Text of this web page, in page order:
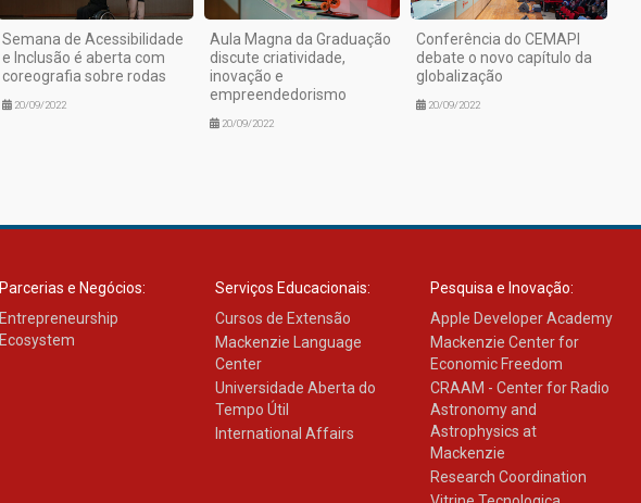
Semana de Acessibilidade
e Inclusão é aberta com
coreografia sobre rodas
20/09/2022
Aula Magna da Graduação
discute criatividade,
inovação e
empreendedorismo
20/09/2022
Conferência do CEMAPI
debate o novo capítulo da
globalização
20/09/2022
Parcerias e Negócios:
Entrepreneurship
Ecosystem
Serviços Educacionais:
Cursos de Extensão
Mackenzie Language
Center
Universidade Aberta do
Tempo Útil
International Affairs
Pesquisa e Inovação:
Apple Developer Academy
Mackenzie Center for
Economic Freedom
CRAAM - Center for Radio
Astronomy and
Astrophysics at
Mackenzie
Research Coordination